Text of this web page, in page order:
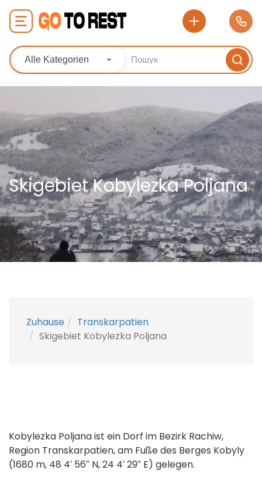
Alle Kategorien
Skigebiet Kobylezka Poljana
Zuhause
Transkarpatien
Skigebiet Kobylezka Poljana
Kobylezka Poljana ist ein Dorf im Bezirk Rachiw,
Region Transkarpatien, am Fuße des Berges Kobyly
(1680 m, 48 4′ 56″ N, 24 4′ 29″ E) gelegen.